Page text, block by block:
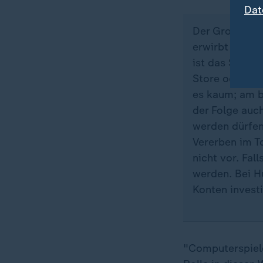
Der Großteil
erwirbt man
ist das Spiel
Store oder
es kaum; am
der Folge
werden
Vererben im
nicht vor.
werden. Bei
Konten